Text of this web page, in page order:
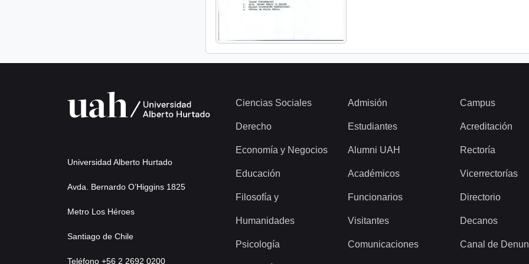
Universidad Alberto Hurtado
Avda. Bernardo O’Higgins 1825
Metro Los Héroes
Santiago de Chile
Teléfono +56 2 2692 0200
Ciencias Sociales
Derecho
Economía y Negocios
Educación
Filosofía y
Humanidades
Psicología
Admisión
Estudiantes
Alumni UAH
Académicos
Funcionarios
Visitantes
Comunicaciones
Campus
Acreditación
Rectoría
Vicerrectorías
Directorio
Decanos
Canal de